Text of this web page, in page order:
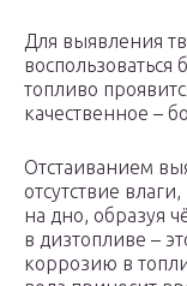
Для выявления
топливо
качественное –
Отстаиванием
отсутствие
на дно, образуя
в дизтопливе –
коррозию в